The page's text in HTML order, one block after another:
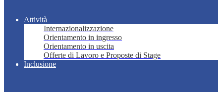
Attività
Internazionalizzazione
Orientamento in ingresso
Orientamento in uscita
Offerte di Lavoro e Proposte di Stage
Inclusione